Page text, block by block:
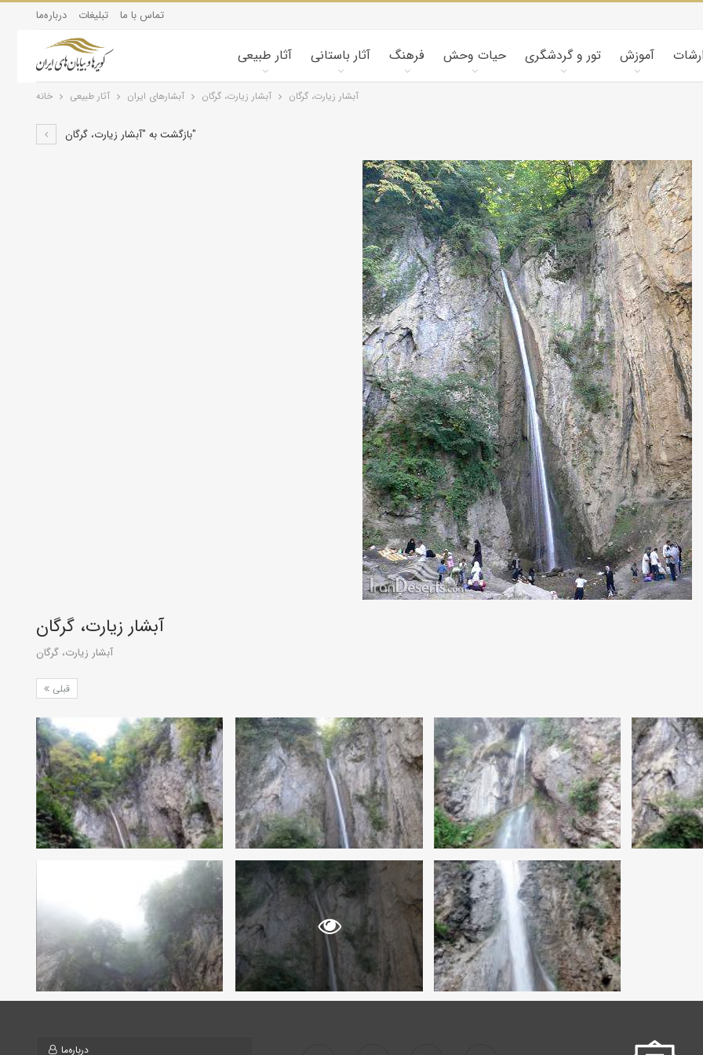
درباره‌ما تبلیغات تماس با ما
آثار طبیعی آثار باستانی فرهنگ حیات وحش تور و گردشگری آموزش
خانه آثار طبیعی آبشارهای ایران آبشار زیارت، گرگان آبشار زیارت، گرگان
بازگشت به "آبشار زیارت، گرگان"
آبشار زیارت، گرگان
آبشار زیارت، گرگان
قبلی
درباره‌ما